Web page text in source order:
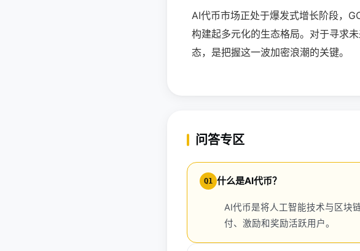
AI代币市场正处于爆发式增长阶段，
构建起多元化的生态格局。对于寻求
态，是把握这一波加密浪潮的关键。
问答专区
Q1 什么是AI代币？
AI代币是将人工智能技术与区块
付、激励和奖励活跃用户。